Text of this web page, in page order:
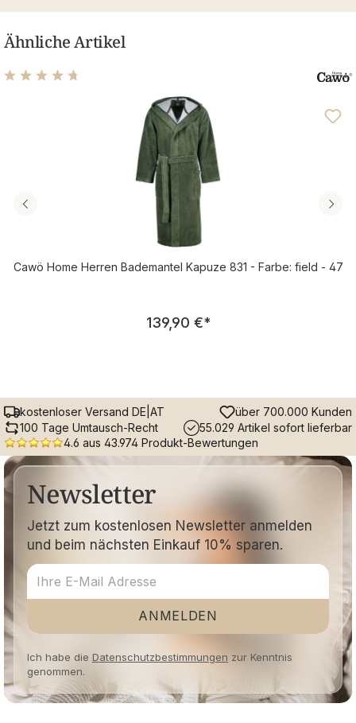
Ähnliche Artikel
Durchschnittliche Bewertung von 4.65 von 5 Sternen
Cawö Home Herren Bademantel Kapuze 831 - Farbe: field - 47
Regulärer Preis:
139,90 €*
kostenloser Versand DE|AT
über 700.000 Kunden
100 Tage Umtausch-Recht
55.029 Artikel sofort lieferbar
4.6 aus 43.974 Produkt-Bewertungen
Newsletter
Jetzt zum kostenlosen Newsletter anmelden
und beim nächsten Einkauf 10% sparen.
ANMELDEN
Ich habe die Datenschutzbestimmungen zur Kenntnis
genommen.